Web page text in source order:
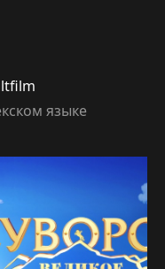
языке